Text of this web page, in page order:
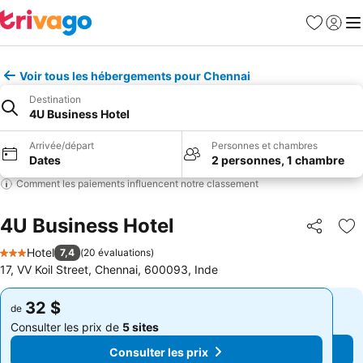
Favoris
Se
Voir tous les hébergements pour Chennai
Destination
4U Business Hotel
Arrivée/départ
Dates
Personnes et chambres
2 personnes, 1 chambre
Comment les paiements influencent notre classement
4U Business Hotel Partager
3 Étoiles
Hotel 7,4 (20 évaluations)
17, VV Koil Street, Chennai, 600093, Inde
de 32 $
Consulter les prix de 5 sites
Consulter les prix
de 32 $
Consulter les prix de 5 sites
Consulter les prix